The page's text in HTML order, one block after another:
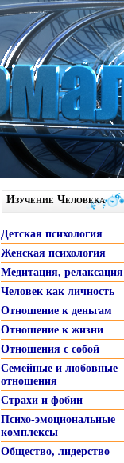
Изучение Человека
Детская психология
Женская психология
Медитация, релаксация
Человек как личность
Отношение к деньгам
Отношение к жизни
Отношения с собой
Семейные и любовные
отношения
Страхи и фобии
Психо-эмоциональные
комплексы
Общество, лидерство